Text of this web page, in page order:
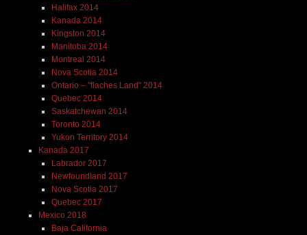
Halifax 2014
Kanada 2014
Kingston 2014
Manitoba 2014
Montreal 2014
Nova Scotia 2014
Ontario – "flaches Land" 2014
Quebec 2014
Saskatchewan 2014
Toronto 2014
Yukon Territory 2014
Kanada 2017
Labrador 2017
Newfoundland 2017
Nova Scotia 2017
Quebec 2017
Mexico 2018
Baja California